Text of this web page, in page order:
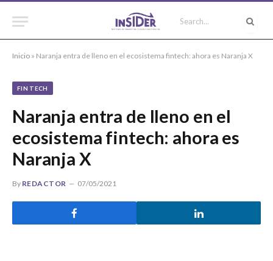
Inicio » Naranja entra de lleno en el ecosistema fintech: ahora es Naranja X
FIN TECH
Naranja entra de lleno en el
ecosistema fintech: ahora es
Naranja X
By REDACTOR 07/05/2021